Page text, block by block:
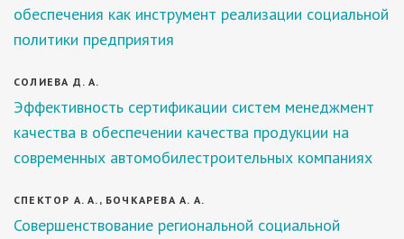
обеспечения как инструмент реализации социальной
политики предприятия
СОЛИЕВА Д. А.
Эффективность сертификации систем менеджмент
качества в обеспечении качества продукции на
современных автомобилестроительных компаниях
СПЕКТОР А. А., БОЧКАРЕВА А. А.
Совершенствование региональной социальной